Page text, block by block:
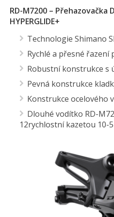
RD-M7200 –
HYPERGLIDE+
Technologie Shimano
Rychlé a přesné řazení
Robustní konstrukce s
Pevná konstrukce
Konstrukce ocelového
Dlouhé vodítko RD-
12rychlostní kazetou 10-